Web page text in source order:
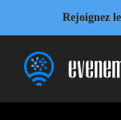
contenu
Rejoignez